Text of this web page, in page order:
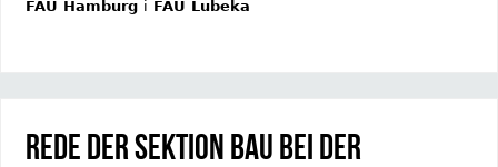
FAU Hamburg i FAU Lubeka
Rede der Sektion Bau bei der